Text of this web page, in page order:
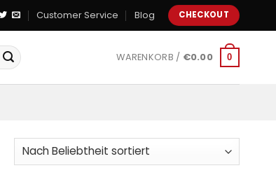
Customer Service Blog CHECKOUT
WARENKORB / €0.00 0